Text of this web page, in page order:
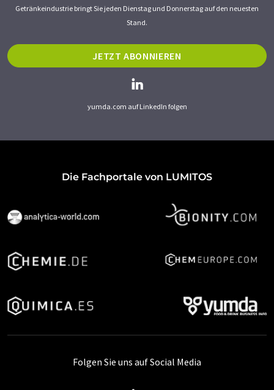
Getränkeindustrie bringt Sie jeden Dienstag und Donnerstag auf den neuesten
Stand.
JETZT ABONNIEREN
yumda.com auf LinkedIn folgen
Die Fachportale von LUMITOS
Folgen Sie uns auf Social Media